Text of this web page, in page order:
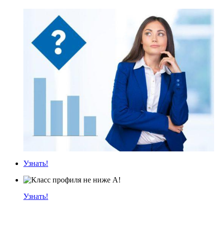
Узнать!
Узнать!